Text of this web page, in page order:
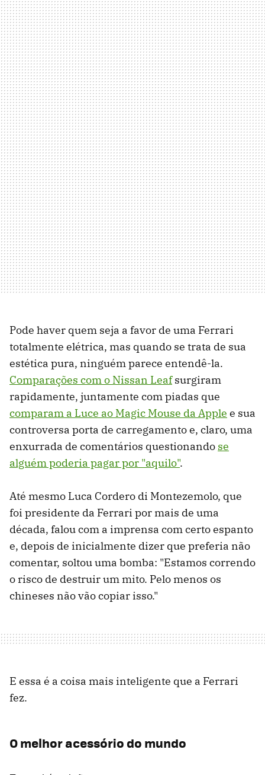
Pode haver quem seja a favor de uma Ferrari
totalmente elétrica, mas quando se trata de sua
estética pura, ninguém parece entendê-la.
Comparações com o Nissan Leafsurgiram
rapidamente, juntamente com piadas que
comparam a Luce ao Magic Mouse da Apple e sua
controversa porta de carregamento e, claro, uma
enxurrada de comentários questionando se
alguém poderia pagar por "aquilo".
Até mesmo Luca Cordero di Montezemolo, que
foi presidente da Ferrari por mais de uma
década, falou com a imprensa com certo espanto
e, depois de inicialmente dizer que preferia não
comentar, soltou uma bomba: "Estamos correndo
o risco de destruir um mito. Pelo menos os
chineses não vão copiar isso."
E essa é a coisa mais inteligente que a Ferrari
fez.
O melhor acessório do mundo